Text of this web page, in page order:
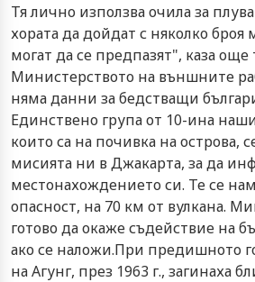
Тя лично използва очила за
хората да дойдат с няколко броя
могат да се предпазят", каза
Министерството на външните
няма данни за бедстващи
Единствено група от 10-ина
които са на почивка на острова,
мисията ни в Джакарта, за да
местонахождението си. Те се
опасност, на 70 км от вулкана.
готово да окаже съдействие на
ако се наложи.При предишното
на Агунг, през 1963 г., загинаха